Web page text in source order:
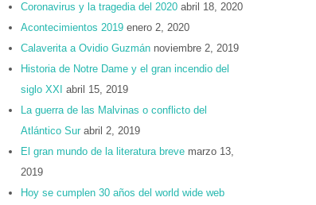
Coronavirus y la tragedia del 2020 abril 18, 2020
Acontecimientos 2019 enero 2, 2020
Calaverita a Ovidio Guzmán noviembre 2, 2019
Historia de Notre Dame y el gran incendio del
siglo XXI abril 15, 2019
La guerra de las Malvinas o conflicto del
Atlántico Sur abril 2, 2019
El gran mundo de la literatura breve marzo 13,
2019
Hoy se cumplen 30 años del world wide web